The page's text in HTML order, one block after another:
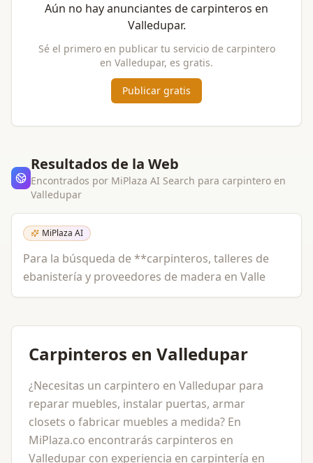
Aún no hay anunciantes de carpinteros en
Valledupar.
Sé el primero en publicar tu servicio de carpintero
en Valledupar, es gratis.
Publicar gratis
Resultados de la Web
Encontrados por MiPlaza AI Search para carpintero en
Valledupar
MiPlaza AI
Para la búsqueda de **carpinteros, talleres de
ebanistería y proveedores de madera en Valle
Carpinteros en Valledupar
¿Necesitas un carpintero en Valledupar para
reparar muebles, instalar puertas, armar
closets o fabricar muebles a medida? En
MiPlaza.co encontrarás carpinteros en
Valledupar con experiencia en carpintería en